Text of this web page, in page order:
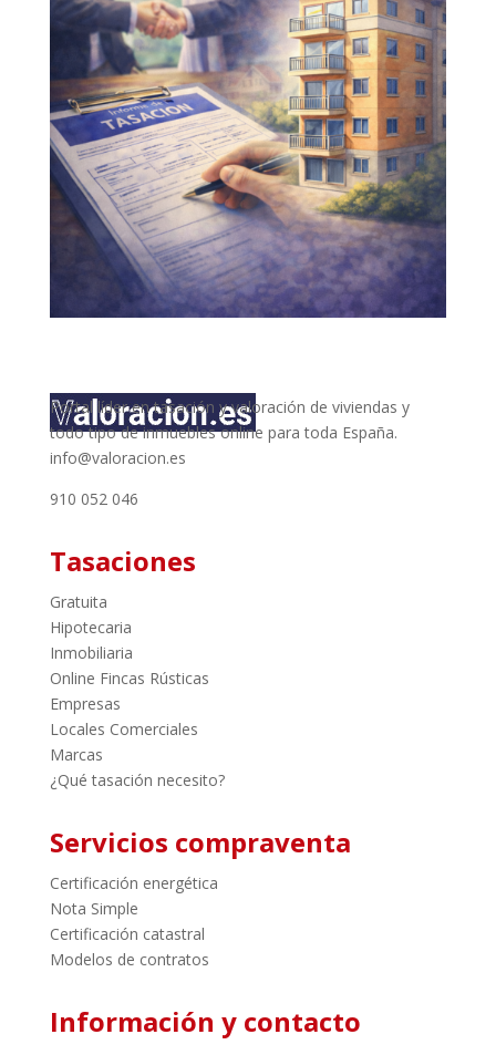
Portal líder en tasación y valoración de viviendas y
todo tipo de inmuebles online para toda España.
info@valoracion.es
910 052 046
Tasaciones
Gratuita
Hipotecaria
Inmobiliaria
Online Fincas Rústicas
Empresas
Locales Comerciales
Marcas
¿Qué tasación necesito?
Servicios compraventa
Certificación energética
Nota Simple
Certificación catastral
Modelos de contratos
Información y contacto